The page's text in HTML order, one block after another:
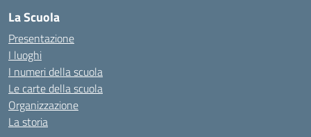
La Scuola
Presentazione
I luoghi
I numeri della scuola
Le carte della scuola
Organizzazione
La storia